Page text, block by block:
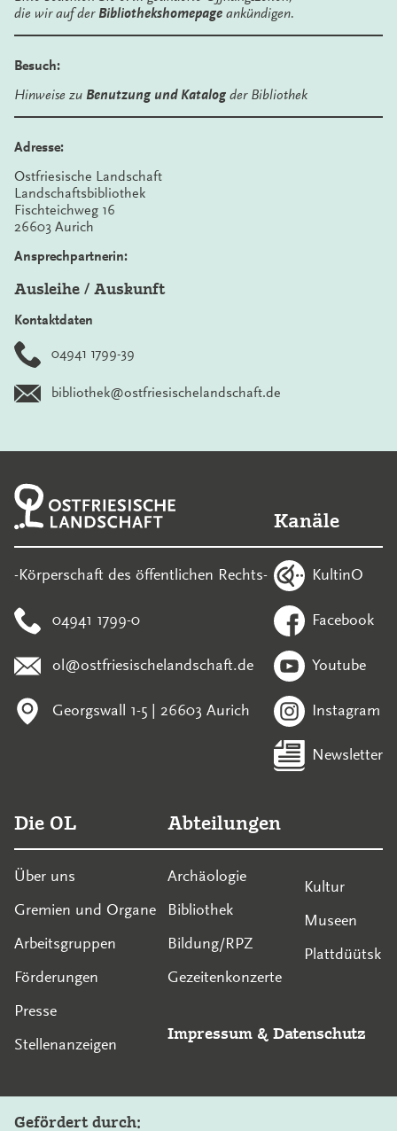
die wir auf der Bibliothekshomepage ankündigen.
Besuch:
Hinweise zu Benutzung und Katalog der Bibliothek
Adresse:
Ostfriesische Landschaft
Landschaftsbibliothek
Fischteichweg 16
26603 Aurich
Ansprechpartnerin:
Ausleihe / Auskunft
Kontaktdaten
04941 1799-39
bibliothek@ostfriesischelandschaft.de
-Körperschaft des öffentlichen Rechts-
04941 1799-0
ol@ostfriesischelandschaft.de
Georgswall 1-5 | 26603 Aurich
Kanäle
KultinO
Facebook
Youtube
Instagram
Newsletter
Die OL
Über uns
Gremien und Organe
Arbeitsgruppen
Förderungen
Presse
Stellenanzeigen
Abteilungen
Archäologie
Bibliothek
Bildung/RPZ
Gezeitenkonzerte
Kultur
Museen
Plattdüütsk
Impressum & Datenschutz
Gefördert durch: